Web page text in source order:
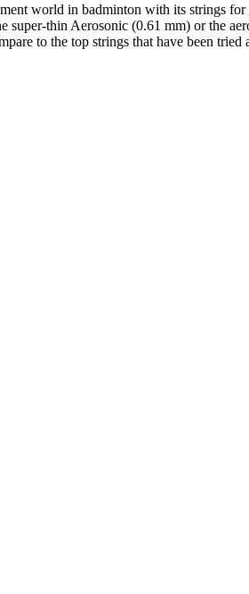
world in badminton with its strings
super-thin Aerosonic (0.61 mm) or the
to the top strings that have been tried